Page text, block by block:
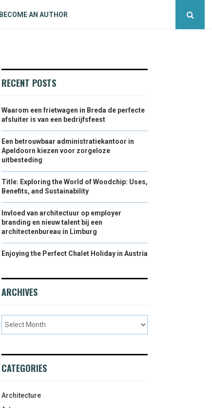
BECOME AN AUTHOR
RECENT POSTS
Waarom een frietwagen in Breda de perfecte
afsluiter is van een bedrijfsfeest
Een betrouwbaar administratiekantoor in
Apeldoorn kiezen voor zorgeloze
uitbesteding
Title: Exploring the World of Woodchip: Uses,
Benefits, and Sustainability
Invloed van architectuur op employer
branding en nieuw talent bij een
architectenbureau in Limburg
Enjoying the Perfect Chalet Holiday in Austria
ARCHIVES
CATEGORIES
Architecture